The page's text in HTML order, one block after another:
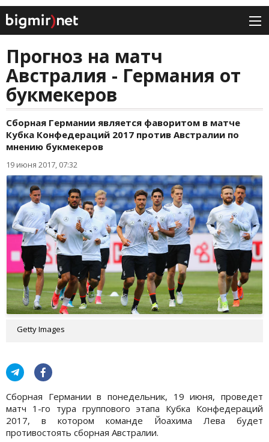
Прогноз на матч
Австралия - Германия от
букмекеров
Сборная Германии является фаворитом в матче
Кубка Конфедераций 2017 против Австралии по
мнению букмекеров
19 июня 2017, 07:32
Getty Images
Сборная Германии в понедельник, 19 июня, проведет
матч 1-го тура группового этапа Кубка Конфедераций
2017, в котором команде Йоахима Лева будет
противостоять сборная Австралии.